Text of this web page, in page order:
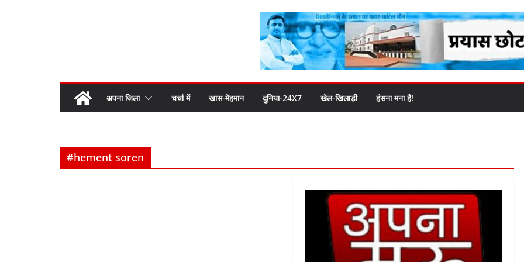
अपना जिला चर्चा में खास-मेहमान दुनिया-24X7 खेल-खिलाड़ी हंसना मना है!
#hement soren